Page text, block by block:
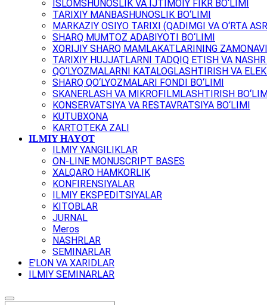
ISLOMSHUNOSLIK VA IJTIMOIY FIKR BO‘LIMI
TARIXIY MANBASHUNOSLIK BO‘LIMI
MARKAZIY OSIYO TARIXI (QADIMGI VA O‘RTA
SHARQ MUMTOZ ADABIYOTI BO‘LIMI
XORIJIY SHARQ MAMLAKATLARINING
TARIXIY HUJJATLARNI TADQIQ ETISH VA
QO‘LYOZMALARNI KATALOGLASHTIRISH VA
SHARQ QO‘LYOZMALARI FONDI BO‘LIMI
SKANERLASH VA MIKROFILMLASHTIRISH
KONSERVATSIYA VA RESTAVRATSIYA BO‘LIMI
KUTUBXONA
KARTOTEKA ZALI
ILMIY HAYOT
ILMIY YANGILIKLAR
ON-LINE MONUSCRIPT BASES
XALQARO HAMKORLIK
KONFIRENSIYALAR
ILMIY EKSPEDITSIYALAR
KITOBLAR
JURNAL
Meros
NASHRLAR
SEMINARLAR
E'LON VA XARIDLAR
ILMIY SEMINARLAR